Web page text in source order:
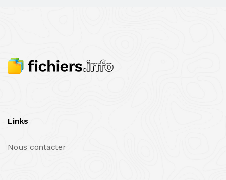
Links
Nous contacter